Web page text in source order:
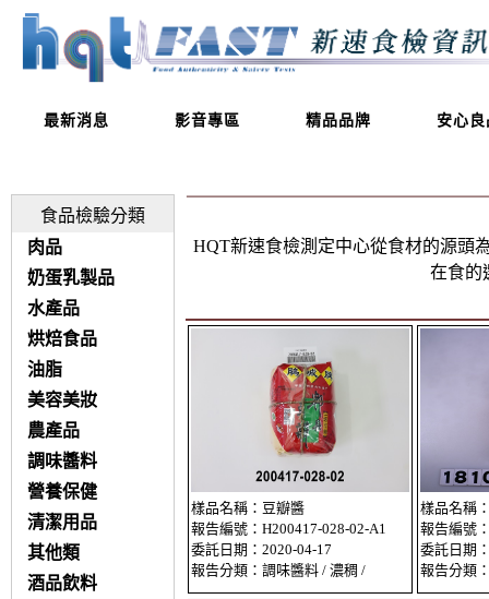
最新消息 影音專區 精品品牌 安心良
食品檢驗分類
肉品
奶蛋乳製品
水產品
烘焙食品
油脂
美容美妝
農產品
調味醬料
營養保健
清潔用品
其他類
酒品飲料
HQT新速食檢測定中心從食材的源頭
在食的
樣品名稱：豆瓣醬
報告編號：H200417-028-02-A1
委託日期：2020-04-17
報告分類：調味醬料 / 濃稠 /
樣品名稱
報告編號
委託日期
報告分類